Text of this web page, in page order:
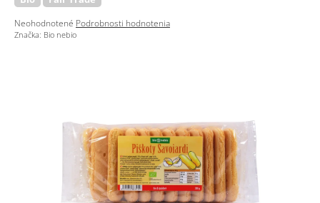
Priemerné
hodnotenie
Neohodnotené Podrobnosti hodnotenia
Značka: Bio nebio